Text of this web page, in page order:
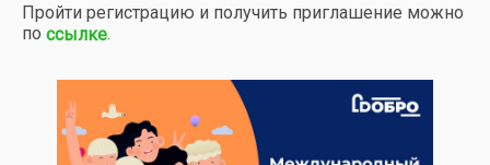
Пройти регистрацию и получить приглашение можно
по ссылке.